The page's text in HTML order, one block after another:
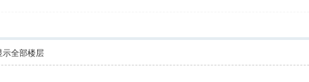
示全部楼层